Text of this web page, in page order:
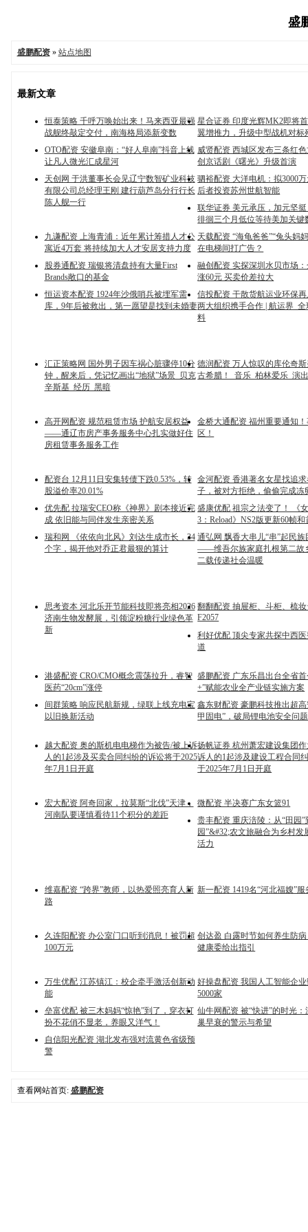
盛
盛鹏配资» 站点地图
最新文章
恒泰策略 千呼万唤始出来！马来西亚最强
战舰终敲定交付，南海格局添新变数
星合证券 印度光辉MK2即将
翼增推力，升级中型战机对标
OTO配资 安徽阜南：“好人阜南”抖音上线
让凡人微光汇成星河
威贤配资 西城区发布三条红
创京话剧《曙光》升级首演
天创网 于洪董事长会见辽宁数智矿业科技
有限公司总经理王刚 建行葫芦岛分行行长
陈人舰一行
驷裕配资 大洋电机：拟3000
后者投资苏州世航智能
联华证券 美元承压，加元坚
徘徊三个月低位等待美加关键
九谦配资 上海青浦：近年累计筹措人才公
寓近4万套 将持续加大人才安居支持力度
天载配资 “海龟爸爸”“兔头妈
在电梯间打广告？
股券通配资 瑞银将清盘持有大量First
Brands敞口的基金
融创配资 实探深圳水贝市场
涨60元 买卖价差拉大
恒运资本配资 1924年沙俄哨兵被埋军需
库，9年后被救出，第一愿望是找到未婚妻
信投配资 干散货航运业环保
两大组织携手合作 | 航运界_
料
汇正策略网 国外男子因车祸心脏骤停10分
钟，醒来后，凭记忆画出“地狱”场景_贝克
辛斯基_经历_黑暗
德润配资 万人惊叹的库伦奇
古希腊！_音乐_柏林爱乐_演
高开网配资 规范租赁市场 护航安居权益
——通辽市房产事务服务中心扎实做好住
房租赁事务服务工作
金桥大通配资 福州重要通知
区！
配资台 12月11日安集转债下跌0.53%，转
股溢价率20.01%
金河配资 香港著名女星找追
子，被对方拒绝，偷偷完成冻
优先配 拉瑞安CEO称《神界》剧本接近完
成 依旧能与同伴发生亲密关系
盛康优配 祖宗之法变了！ 《
3：Reload》NS2版更新60帧
瑞和网 《依依向北风》刘达生成市长，34
个字，揭开他对乔正君最狠的算计
通弘网 飘香大串儿“串”起民
——维吾尔族家庭扎根第二故
二载传递社会温暖
思考资本 河北乐开节能科技即将亮相2026
济南生物发酵展，引领淀粉糖行业绿色革
新
翻翻配资 抽屉柜、斗柜、梳
F2057
利好优配 顶尖专家共探中西
道
港盛配资 CRO/CMO概念震荡拉升，睿智
医药“20cm”涨停
盛鹏配资 广东乐昌出台全省首
+”赋能农业全产业链实施方案
间群策略 响应民航新规，绿联上线充电宝
以旧换新活动
鑫东财配资 豪鹏科技推出超
甲固电”，破局锂电池安全问
越大配资 奥的斯机电电梯作为被告/被上诉
人的1起涉及买卖合同纠纷的诉讼将于2025
年7月1日开庭
扬帆证券 杭州萧宏建设集团
诉人的1起涉及建设工程合同
于2025年7月1日开庭
宏大配资 阿奇回家，拉莫斯“北伐”天津，
河南队要谨慎看待11个积分的差距
微配资 半决赛广东女篮91
贵丰配资 重庆涪陵：从“田园”
园”&#32;农文旅融合为乡村发
活力
维嘉配资 “跨界”教师，以热爱照亮育人新
路
新一配资 1419名“河北福嫂”
久连阳配资 办公室门口听到消息！被罚超
100万元
创达盈 白露时节如何养生防
健康委给出指引
万生优配 江苏镇江：校企牵手激活创新动
能
好操盘配资 我国人工智能企
5000家
垒富优配 被三木妈妈“惊艳”到了，穿衣打
扮不花俏不显老，养眼又洋气！
仙牛网配资 被“快进”的时光
巢早衰的警示与希望
自信阳光配资 湖北发布强对流黄色省级预
警
查看网站首页: 盛鹏配资